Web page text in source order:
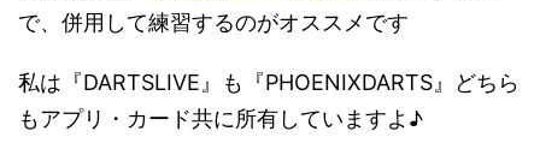
で、併用して練習するのがオススメです
私は『DARTSLIVE』も『PHOENIXDARTS』どちら
もアプリ・カード共に所有していますよ♪